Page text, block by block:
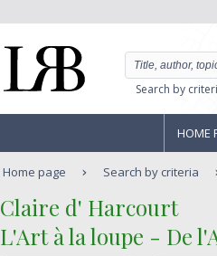
Search by
HOME
Home page Search by criteria
‎Claire d' Harcourt‎
‎L'Art à la loupe - De